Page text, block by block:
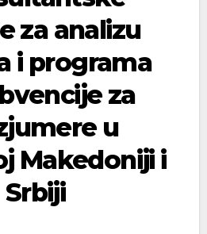
za analizu
i programa
za
u
Makedoniji i
Srbiji